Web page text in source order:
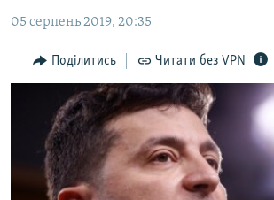
основної
навігації
Перейти
до
БЛОГИ
ПОГЛЯД
ІНТЕРВ'Ю
ВСЕ ЗА ДЕНЬ
СПЕЦПРОЕКТИ
ДЕПОРТАЦІЯ
ЯК ОБІЙТИ БЛОКУВАННЯ
05 серпень 2019, 20:35
Поділитись Читати без VPN